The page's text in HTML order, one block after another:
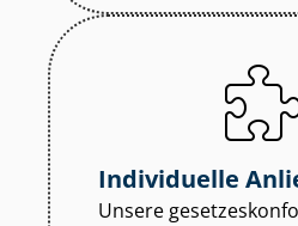
Individuelle
Unsere